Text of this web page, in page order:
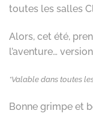
toutes les salles
Alors, cet été,
l’aventure…
*Valable dans toutes
Bonne grimpe et